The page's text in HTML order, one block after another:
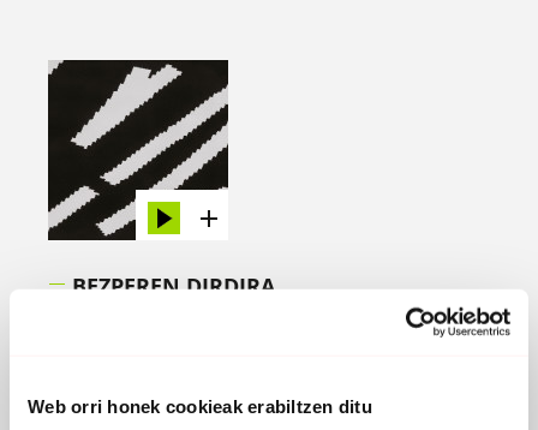
Web orri honek cookieak erabiltzen ditu
BEZPEREN DIRDIRA